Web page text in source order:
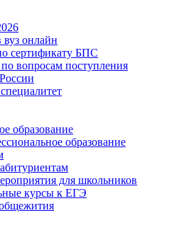
онлайн
сертификату БПС
вопросам поступления
образование
образование
для школьников
курсы к ЕГЭ